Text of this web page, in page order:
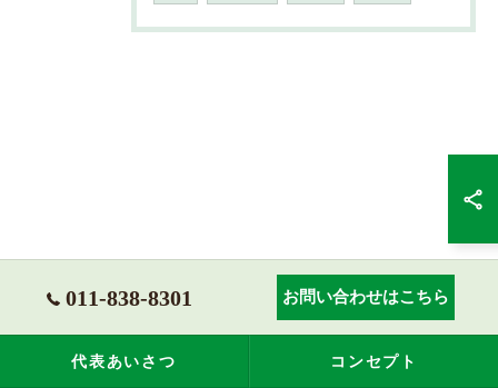
011-838-8301 お問い合わせはこちら
代表あいさつ コンセプト